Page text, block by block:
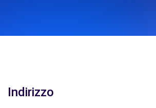
Indirizzo